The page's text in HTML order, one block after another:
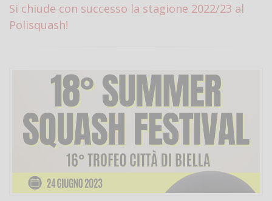
Si chiude con successo la stagione 2022/23 al
Polisquash!